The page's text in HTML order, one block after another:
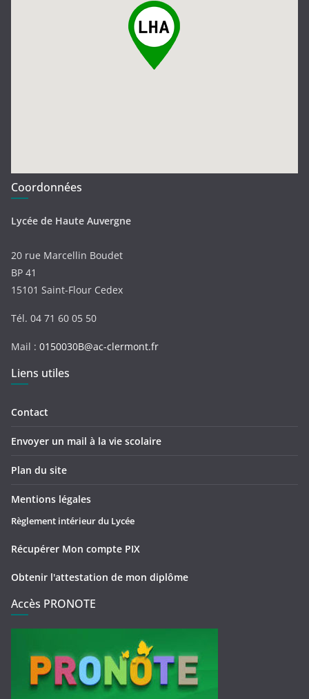
Coordonnées
Lycée de Haute Auvergne
20 rue Marcellin Boudet
BP 41
15101 Saint-Flour Cedex
Tél. 04 71 60 05 50
Mail : 0150030B@ac-clermont.fr
Liens utiles
Contact
Envoyer un mail à la vie scolaire
Plan du site
Mentions légales
Règlement intérieur du Lycée
Récupérer Mon compte PIX
Obtenir l'attestation de mon diplôme
Accès PRONOTE